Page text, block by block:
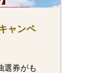
ャンペ
選券がも